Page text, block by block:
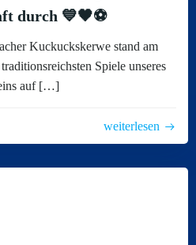
durch 💙🖤⚽
Kuckuckskerwe stand am
Spiele unseres
auf […]
weiterlesen